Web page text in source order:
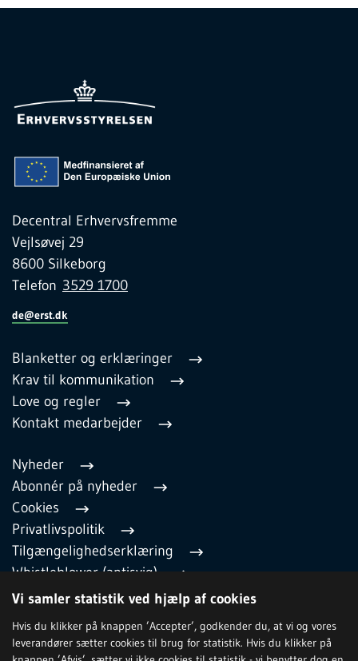
Vi samler statistik ved hjælp af cookies
Hvis du klikker på knappen ’Accepter’, godkender du, at vi og vores
leverandører sætter cookies til brug for statistik. Hvis du klikker på
Decentral Erhvervsfremme
Vejlsøvej 29
8600 Silkeborg
Telefon 3529 1700
de@erst.dk
Blanketter og erklæringer
Krav til kommunikation
Love og regler
Kontakt medarbejder
Nyheder
Abonnér på nyheder
Cookies
Privatlivspolitik
Tilgængelighedserklæring
Whistleblower (antisvig)
English
TILMELD NYHEDSBREV